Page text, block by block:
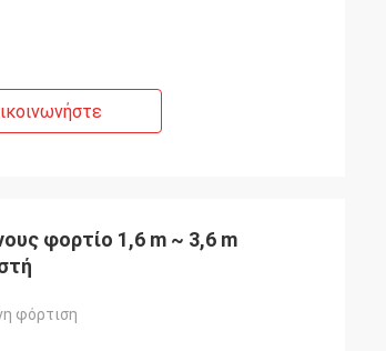
φορτίο 1,6 m ~ 3,6 m
φόρτιση